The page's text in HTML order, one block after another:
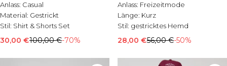
Anlass: Casual
Material: Gestrickt
Stil: Shirt & Shorts Set
30,00 €100,00 €-70%
Anlass: Freizeitmode
Länge: Kurz
Stil: gestricktes Hemd
28,00 €56,00 €-50%